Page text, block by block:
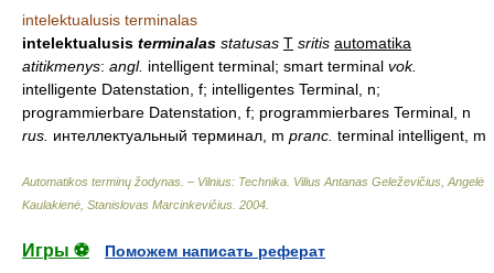
intelektualusis terminalas
intelektualusis terminalas statusas T sritis automatika
atitikmenys: angl. intelligent terminal; smart terminal vok.
intelligente Datenstation, f; intelligentes Terminal, n;
programmierbare Datenstation, f; programmierbares Terminal, n
rus. интеллектуальный терминал, m pranc. terminal intelligent, m
Automatikos terminų žodynas. – Vilnius: Technika Vilius Antanas Geleževičius, Angelė
Kaulakienė, Stanislovas Marcinkevičius 2004
Игры ⚽
Поможем написать реферат